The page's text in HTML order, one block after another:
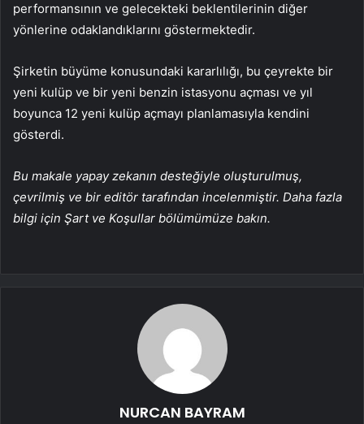
performansının ve gelecekteki beklentilerinin diğer
yönlerine odaklandıklarını göstermektedir.
Şirketin büyüme konusundaki kararlılığı, bu çeyrekte bir
yeni kulüp ve bir yeni benzin istasyonu açması ve yıl
boyunca 12 yeni kulüp açmayı planlamasıyla kendini
gösterdi.
Bu makale yapay zekanın desteğiyle oluşturulmuş,
çevrilmiş ve bir editör tarafından incelenmiştir. Daha fazla
bilgi için Şart ve Koşullar bölümümüze bakın.
NURCAN BAYRAM